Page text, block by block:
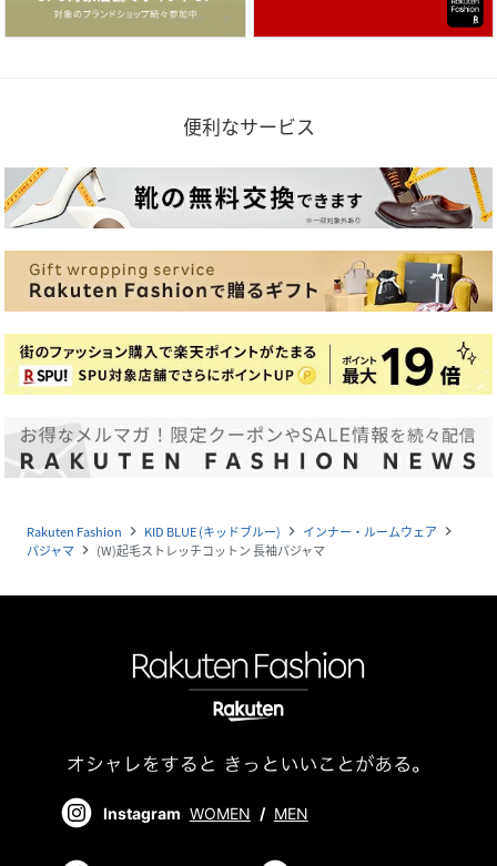
便利なサービス
Rakuten Fashion navigate_next KID BLUE (キッドブルー) navigate_next インナー・ルームウェア navigate_next
パジャマ navigate_next (W)起毛ストレッチコットン 長袖パジャマ
Instagram WOMEN / MEN